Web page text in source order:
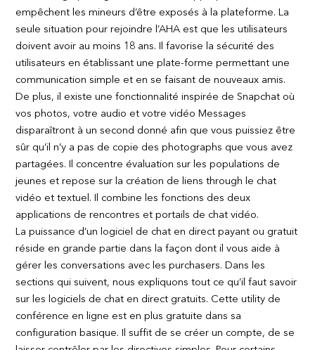
empêchent les mineurs d’être exposés à la plateforme. La
seule situation pour rejoindre l’AHA est que les utilisateurs
doivent avoir au moins 18 ans. Il favorise la sécurité des
utilisateurs en établissant une plate-forme permettant une
communication simple et en se faisant de nouveaux amis.
De plus, il existe une fonctionnalité inspirée de Snapchat où
vos photos, votre audio et votre vidéo Messages
disparaîtront à un second donné afin que vous puissiez être
sûr qu’il n’y a pas de copie des photographs que vous avez
partagées. Il concentre évaluation sur les populations de
jeunes et repose sur la création de liens through le chat
vidéo et textuel. Il combine les fonctions des deux
applications de rencontres et portails de chat vidéo.
La puissance d’un logiciel de chat en direct payant ou gratuit
réside en grande partie dans la façon dont il vous aide à
gérer les conversations avec les purchasers. Dans les
sections qui suivent, nous expliquons tout ce qu’il faut savoir
sur les logiciels de chat en direct gratuits. Cette utility de
conférence en ligne est en plus gratuite dans sa
configuration basique. Il suffit de se créer un compte, de se